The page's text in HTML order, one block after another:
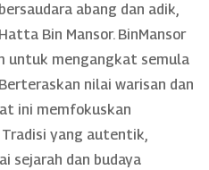
abang dan adik,
Bin Mansor. BinMansor
untuk mengangkat semula
nilai warisan dan
ini memfokuskan
Tradisi yang autentik,
sejarah dan budaya